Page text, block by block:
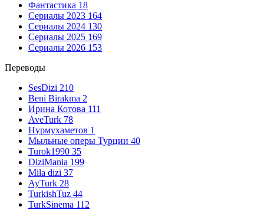
Фантастика 18
Сериалы 2023 164
Сериалы 2024 130
Сериалы 2025 169
Сериалы 2026 153
Переводы
SesDizi 210
Beni Birakma 2
Ирина Котова 111
AveTurk 78
Нурмухаметов 1
Мыльные оперы Турции 40
Turok1990 35
DiziMania 199
Mila dizi 37
AyTurk 28
TurkishTuz 44
TurkSinema 112